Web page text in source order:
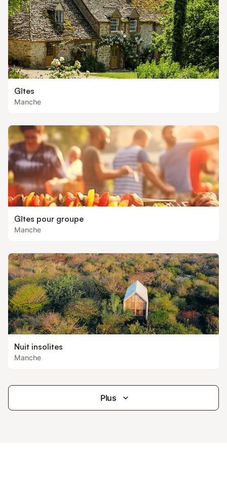
Gîtes
Manche
Gîtes pour groupe
Manche
Nuit insolites
Manche
Plus